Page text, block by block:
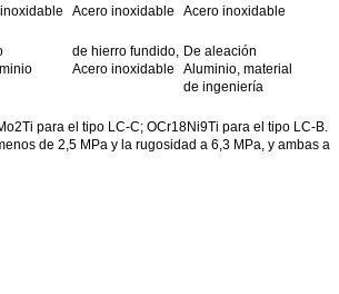
Acero inoxidable Acero inoxidable
de hierro fundido,
Acero inoxidable
De aleación
Aluminio, material
de ingeniería
para el tipo LC-C; OCr18Ni9Ti para el tipo LC-B.
de 2,5 MPa y la rugosidad a 6,3 MPa, y ambas a